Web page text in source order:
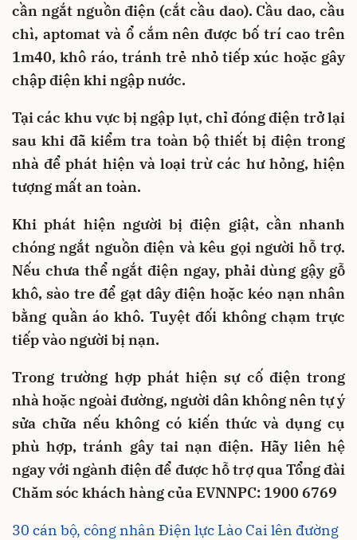
cần ngắt nguồn điện (cắt cầu dao). Cầu dao, cầu
chì, aptomat và ổ cắm nên được bố trí cao trên
1m40, khô ráo, tránh trẻ nhỏ tiếp xúc hoặc gây
chập điện khi ngập nước.
Tại các khu vực bị ngập lụt, chỉ đóng điện trở lại
sau khi đã kiểm tra toàn bộ thiết bị điện trong
nhà để phát hiện và loại trừ các hư hỏng, hiện
tượng mất an toàn.
Khi phát hiện người bị điện giật, cần nhanh
chóng ngắt nguồn điện và kêu gọi người hỗ trợ.
Nếu chưa thể ngắt điện ngay, phải dùng gậy gỗ
khô, sào tre để gạt dây điện hoặc kéo nạn nhân
bằng quần áo khô. Tuyệt đối không chạm trực
tiếp vào người bị nạn.
Trong trường hợp phát hiện sự cố điện trong
nhà hoặc ngoài đường, người dân không nên tự ý
sửa chữa nếu không có kiến thức và dụng cụ
phù hợp, tránh gây tai nạn điện. Hãy liên hệ
ngay với ngành điện để được hỗ trợ qua Tổng đài
Chăm sóc khách hàng của EVNNPC: 1900 6769
30 cán bộ, công nhân Điện lực Lào Cai lên đường